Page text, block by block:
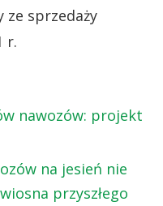
ze sprzedaży
r.
nawozów: projekt
na jesień nie
przyszłego